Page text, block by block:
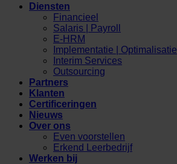
Diensten
Financieel
Salaris | Payroll
E-HRM
Implementatie | Optimalisatie
Interim Services
Outsourcing
Partners
Klanten
Certificeringen
Nieuws
Over ons
Even voorstellen
Erkend Leerbedrijf
Werken bij